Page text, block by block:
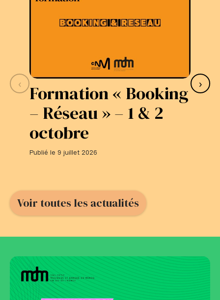
‹
Formation « Booking
– Réseau » – 1 & 2
octobre
Publié le 9 juillet 2026
›
Voir toutes les actualités